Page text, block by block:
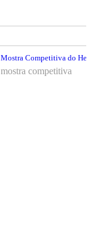
Mostra Competitiva do
mostra competitiva